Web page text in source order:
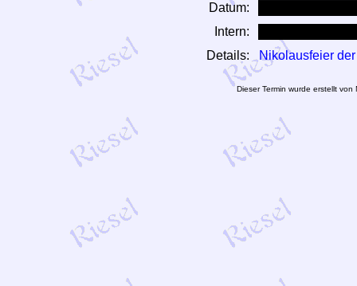
Datum:
Intern:
Details:
Nikolausfeier
Dieser Termin wurde erstellt